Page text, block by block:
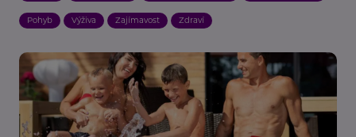
Pohyb Výživa Zajímavost Zdraví